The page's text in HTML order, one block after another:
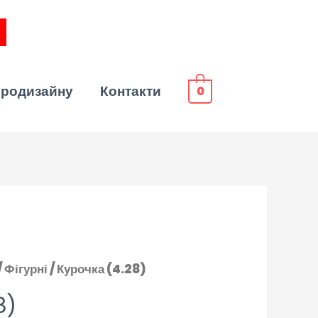
Контакти 0
Фігурні/ Курочка (4.28)